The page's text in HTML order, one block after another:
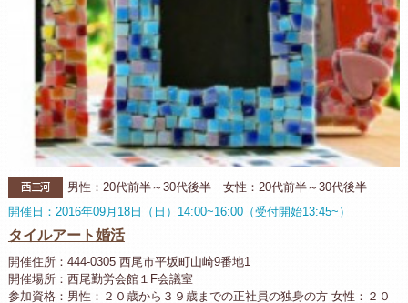
西三河
男性：20代前半～30代後半 女性：20代前半～30代後半
開催日：2016年09月18日（日）14:00~16:00（受付開始13:45~）
タイルアート婚活
開催住所：444-0305 西尾市平坂町山崎9番地1
開催場所：西尾勤労会館１F会議室
参加資格：男性：２０歳から３９歳までの正社員の独身の方 女性：２０